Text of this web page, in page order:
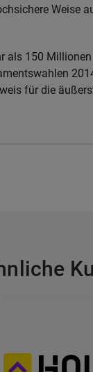
Weise
als 150
für die